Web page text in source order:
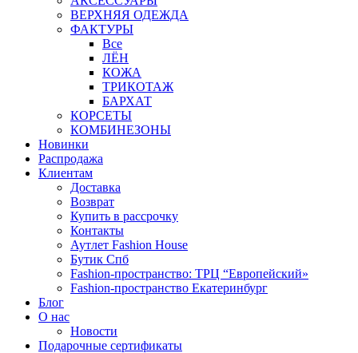
ВЕРХНЯЯ ОДЕЖДА
ФАКТУРЫ
Все
ЛЁН
КОЖА
ТРИКОТАЖ
БАРХАТ
КОРСЕТЫ
КОМБИНЕЗОНЫ
Новинки
Распродажа
Клиентам
Доставка
Возврат
Купить в рассрочку
Контакты
Аутлет Fashion House
Бутик Спб
Fashion-пространство: ТРЦ “Европейский»
Fashion-пространство Екатеринбург
Блог
О нас
Новости
Подарочные сертификаты